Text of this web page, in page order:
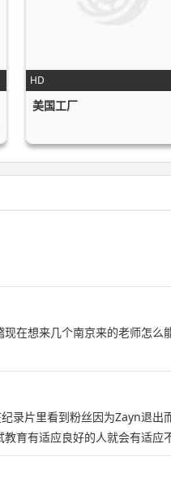
HD
美国工厂
在想来几个南京来的老师怎
录片里看到粉丝因为Zayn退
育有适应良好的人就会有适应